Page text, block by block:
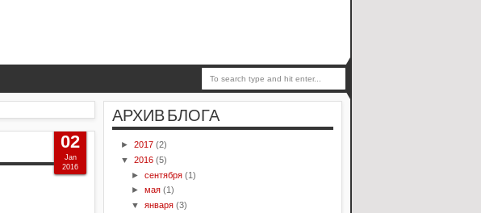
02
Jan
2016
АРХИВ БЛОГА
► 2017 (2)
▼
2016 (5)
►сентября(1)
►мая(1)
▼
января(3)